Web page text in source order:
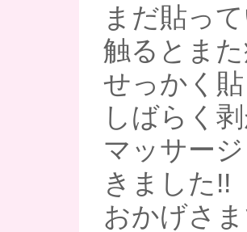
まだ貼っ
触るとま
せっかく
しばらく
マッサー
きました!!
おかげさ